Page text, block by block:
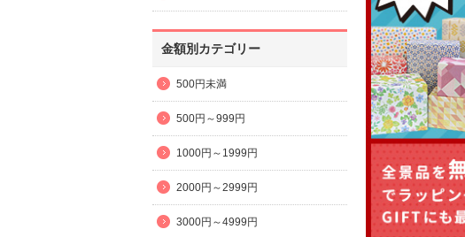
金額別カテゴリー
500円未満
500円～999円
1000円～1999円
2000円～2999円
3000円～4999円